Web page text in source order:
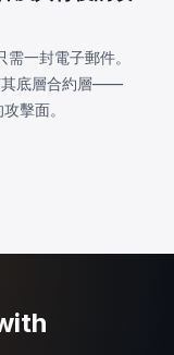
一封電子郵件。
其底層合約層——
擊面。